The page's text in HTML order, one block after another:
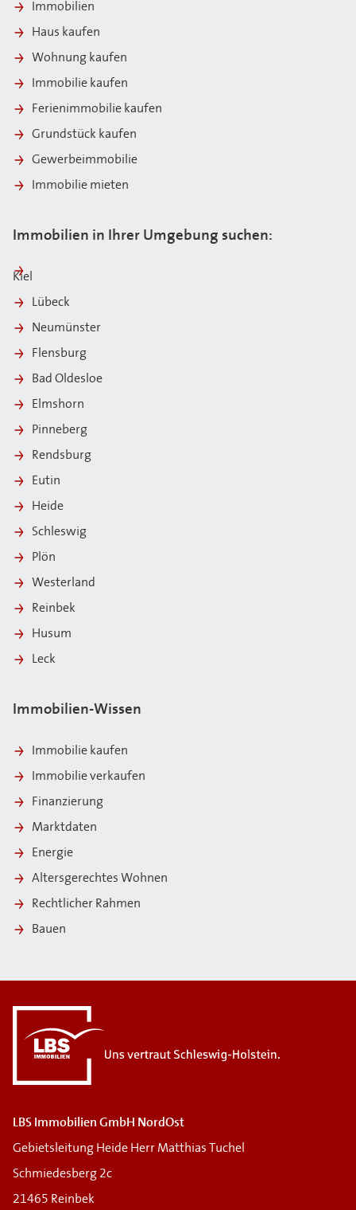
Immobilien
Haus kaufen
Wohnung kaufen
Immobilie kaufen
Ferienimmobilie kaufen
Grundstück kaufen
Gewerbeimmobilie
Immobilie mieten
Immobilien in Ihrer Umgebung suchen:
Kiel
Lübeck
Neumünster
Flensburg
Bad Oldesloe
Elmshorn
Pinneberg
Rendsburg
Eutin
Heide
Schleswig
Plön
Westerland
Reinbek
Husum
Leck
Immobilien-Wissen
Immobilie kaufen
Immobilie verkaufen
Finanzierung
Marktdaten
Energie
Altersgerechtes Wohnen
Rechtlicher Rahmen
Bauen
LBS Immobilien GmbH NordOst
Gebietsleitung Heide Herr Matthias Tuchel
Schmiedesberg 2c
21465 Reinbek